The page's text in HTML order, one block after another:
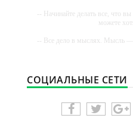
-- Начинайте делать все, что
можете
-- Все дело в мыслях. Мысль —
-- Идите уверенно по
которую вы
-- Самое большое богатство
глупость. Из всех страхов
СОЦИАЛЬНЫЕ СЕТИ